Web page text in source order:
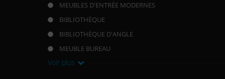
MEUBLES D'ENTRÉE MODERNES
BIBLIOTHÈQUE
BIBLIOTHÈQUE D'ANGLE
MEUBLE BUREAU
Voir plus